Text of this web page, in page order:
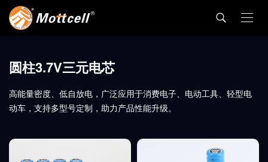
圆柱3.7V三元电芯
高能量密度、低自放电，广泛应用于消费电子、电动工具、轻型电
动车，支持多型号定制，助力产品性能升级。